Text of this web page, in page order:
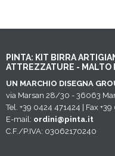
PINTA: KIT BIRRA
ATTREZZATURE - MALTO
UN MARCHIO DISEGNA
via Marsan 28/30 - 36063
Tel. +39 0424 471424 | Fax
E-mail: ordini@pinta.it
C.F./P.IVA: 03062170240